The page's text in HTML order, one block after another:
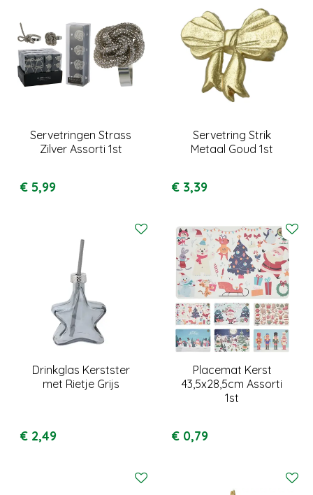
Servetringen Strass
Zilver Assorti 1st
€ 5,99
Servetring Strik
Metaal Goud 1st
€ 3,39
Drinkglas Kerstster
met Rietje Grijs
€ 2,49
Placemat Kerst
43,5x28,5cm Assorti
1st
€ 0,79